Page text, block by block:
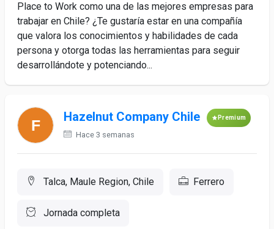
Place to Work como una de las mejores empresas para
trabajar en Chile? ¿Te gustaría estar en una compañía
que valora los conocimientos y habilidades de cada
persona y otorga todas las herramientas para seguir
desarrollándote y potenciando...
Hazelnut Company Chile Premium
Hace 3 semanas
Talca, Maule Region, Chile Ferrero
Jornada completa